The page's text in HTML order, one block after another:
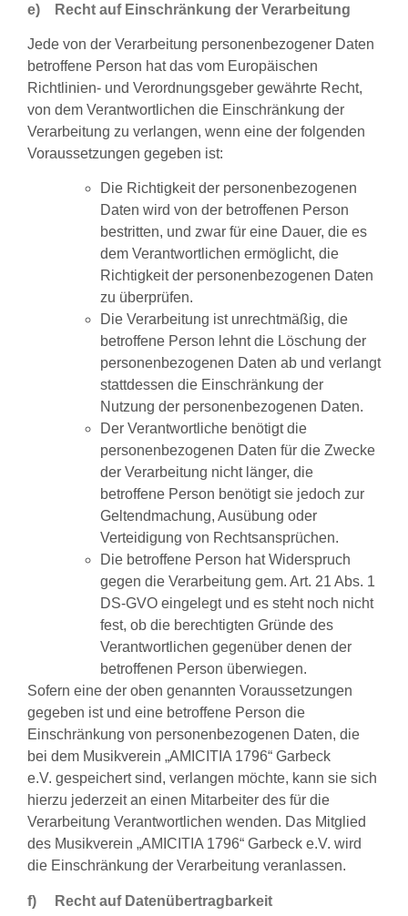
e) Recht auf Einschränkung der Verarbeitung
Jede von der Verarbeitung personenbezogener Daten
betroffene Person hat das vom Europäischen
Richtlinien- und Verordnungsgeber gewährte Recht,
von dem Verantwortlichen die Einschränkung der
Verarbeitung zu verlangen, wenn eine der folgenden
Voraussetzungen gegeben ist:
Die Richtigkeit der personenbezogenen
Daten wird von der betroffenen Person
bestritten, und zwar für eine Dauer, die es
dem Verantwortlichen ermöglicht, die
Richtigkeit der personenbezogenen Daten
zu überprüfen.
Die Verarbeitung ist unrechtmäßig, die
betroffene Person lehnt die Löschung der
personenbezogenen Daten ab und verlangt
stattdessen die Einschränkung der
Nutzung der personenbezogenen Daten.
Der Verantwortliche benötigt die
personenbezogenen Daten für die Zwecke
der Verarbeitung nicht länger, die
betroffene Person benötigt sie jedoch zur
Geltendmachung, Ausübung oder
Verteidigung von Rechtsansprüchen.
Die betroffene Person hat Widerspruch
gegen die Verarbeitung gem. Art. 21 Abs. 1
DS-GVO eingelegt und es steht noch nicht
fest, ob die berechtigten Gründe des
Verantwortlichen gegenüber denen der
betroffenen Person überwiegen.
Sofern eine der oben genannten Voraussetzungen
gegeben ist und eine betroffene Person die
Einschränkung von personenbezogenen Daten, die
bei dem Musikverein „AMICITIA 1796“ Garbeck
e.V. gespeichert sind, verlangen möchte, kann sie sich
hierzu jederzeit an einen Mitarbeiter des für die
Verarbeitung Verantwortlichen wenden. Das Mitglied
des Musikverein „AMICITIA 1796“ Garbeck e.V. wird
die Einschränkung der Verarbeitung veranlassen.
f) Recht auf Datenübertragbarkeit